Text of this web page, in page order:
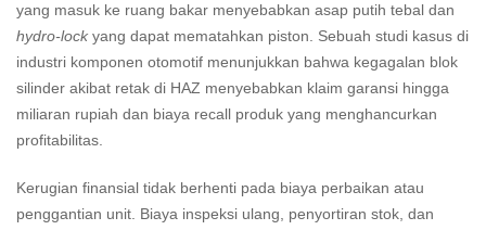
yang masuk ke ruang bakar menyebabkan asap putih tebal dan
hydro-lock yang dapat mematahkan piston. Sebuah studi kasus di
industri komponen otomotif menunjukkan bahwa kegagalan blok
silinder akibat retak di HAZ menyebabkan klaim garansi hingga
miliaran rupiah dan biaya recall produk yang menghancurkan
profitabilitas.
Kerugian finansial tidak berhenti pada biaya perbaikan atau
penggantian unit. Biaya inspeksi ulang, penyortiran stok, dan